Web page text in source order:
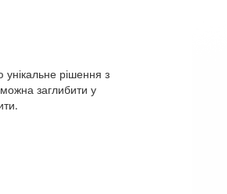
рішення з
заглибити у